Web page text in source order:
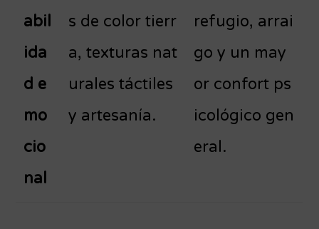
abil
ida
d e
mo
cio
nal
s de color tierr
a, texturas nat
urales táctiles
y artesanía.
refugio, arrai
go y un may
or confort ps
icológico gen
eral.